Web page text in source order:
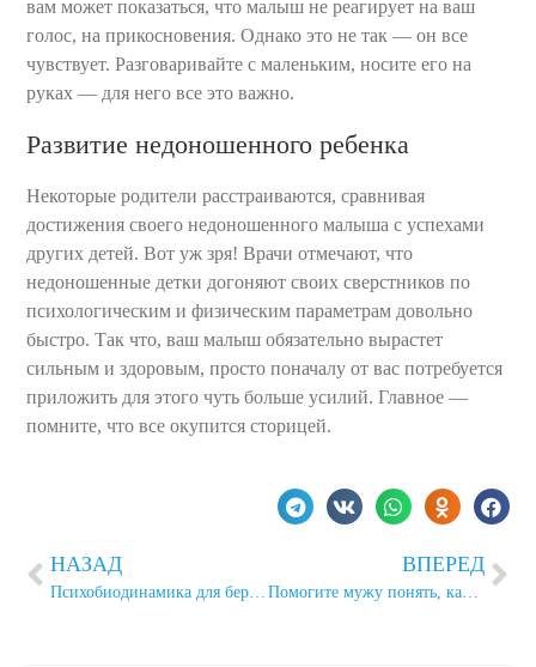
вам может показаться, что малыш не реагирует на ваш
голос, на прикосновения. Однако это не так — он все
чувствует. Разговаривайте с маленьким, носите его на
руках — для него все это важно.
Развитие недоношенного ребенка
Некоторые родители расстраиваются, сравнивая
достижения своего недоношенного малыша с успехами
других детей. Вот уж зря! Врачи отмечают, что
недоношенные детки догоняют своих сверстников по
психологическим и физическим параметрам довольно
быстро. Так что, ваш малыш обязательно вырастет
сильным и здоровым, просто поначалу от вас потребуется
приложить для этого чуть больше усилий. Главное —
помните, что все окупится сторицей.
НАЗАД
Психобиодинамика для беременных: «Будущая мама ощущает такую легкость, будто у нее нет живота»
ВПЕРЕД
Помогите мужу понять, как пережить мою беременность